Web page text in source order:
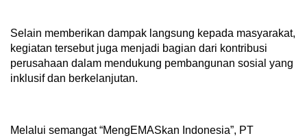
Selain memberikan dampak langsung kepada masyarakat,
kegiatan tersebut juga menjadi bagian dari kontribusi
perusahaan dalam mendukung pembangunan sosial yang
inklusif dan berkelanjutan.
Melalui semangat “MengEMASkan Indonesia”, PT